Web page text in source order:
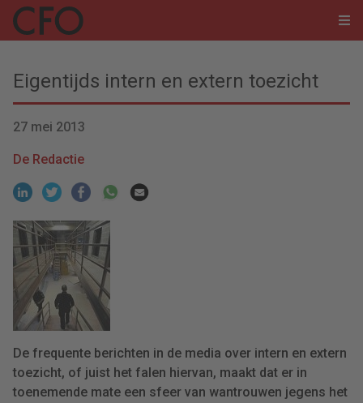
Eigentijds intern en extern toezicht
27 mei 2013
De Redactie
De frequente berichten in de media over intern en extern
toezicht, of juist het falen hiervan, maakt dat er in
toenemende mate een sfeer van wantrouwen jegens het